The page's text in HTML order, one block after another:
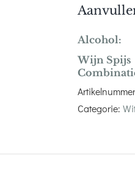
Alcohol:
Wijn Spijs
Categorie: